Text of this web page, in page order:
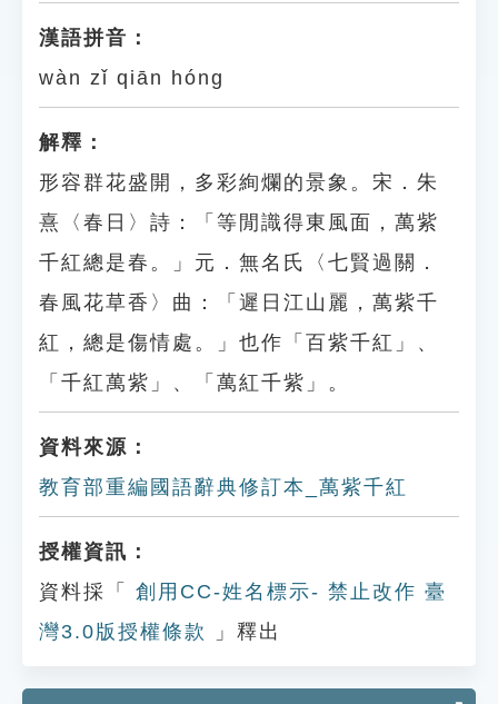
漢語拼音：
wàn zǐ qiān hóng
解釋：
形容群花盛開，多彩絢爛的景象。宋．朱
熹〈春日〉詩：「等閒識得東風面，萬紫
千紅總是春。」元．無名氏〈七賢過關．
春風花草香〉曲：「遲日江山麗，萬紫千
紅，總是傷情處。」也作「百紫千紅」、
「千紅萬紫」、「萬紅千紫」。
資料來源：
教育部重編國語辭典修訂本_萬紫千紅
授權資訊：
資料採「
創用CC-姓名標示- 禁止改作 臺
灣3.0版授權條款
」釋出